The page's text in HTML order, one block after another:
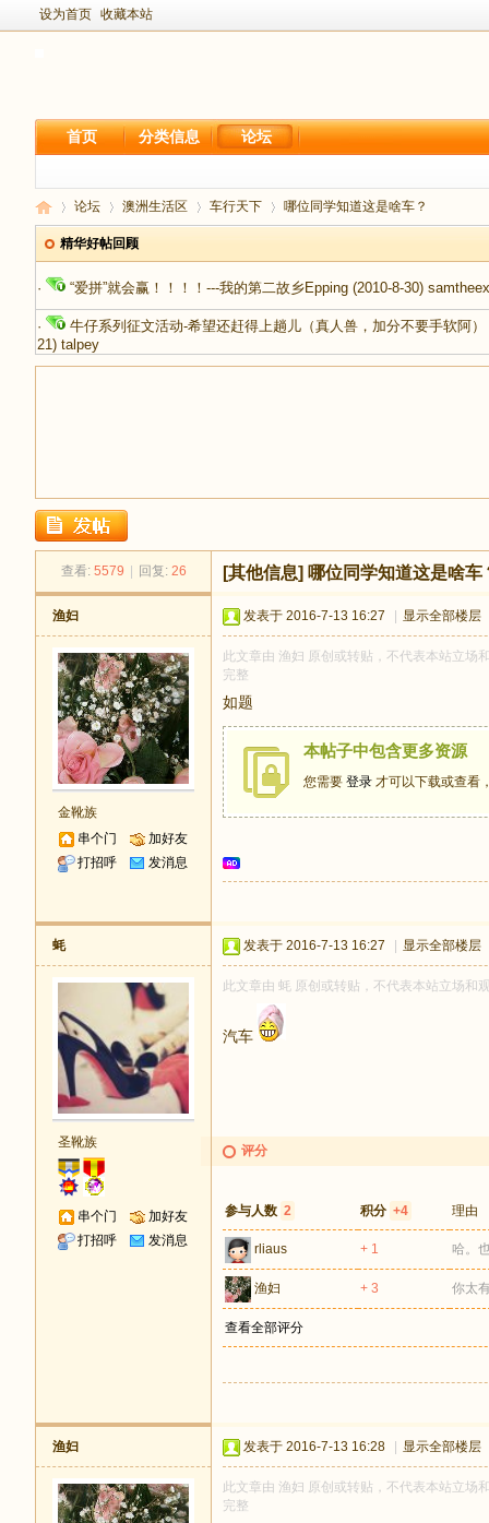
设为首页 收藏本站
首页 分类信息 论坛
足
论坛 澳洲生活区 车行天下 哪位同学知道这是啥车？
精华好帖回顾
· “爱拼”就会赢！！！！---我的第二故乡Epping (2010-8-30)
· 牛仔系列征文活动-希望还赶得上趟儿（真人兽，加分不要手软阿）
21) talpey
查看: 5579 回复: 26 [其他信息] 哪位同学知道这是啥车
渔妇
金靴族
串个门
加好友
打招呼
发消息
发表于 2016-7-13 16:27 显示全部楼层
此文章由 渔妇 原创或转贴，不代表本站立场
完整
如题
本帖子中包含更多资源
您需要 登录 才可以下载或查看
蚝
圣靴族
串个门
加好友
打招呼
发消息
发表于 2016-7-13 16:27 显示全部楼层
此文章由 蚝 原创或转贴，不代表本站立场和
汽车
评分
参与人数 2 积分 +4 理由
rliaus + 1 哈。
渔妇 + 3 你太
查看全部评分
渔妇 发表于 2016-7-13 16:28 显示全部楼层
此文章由 渔妇 原创或转贴，不代表本站立场
完整